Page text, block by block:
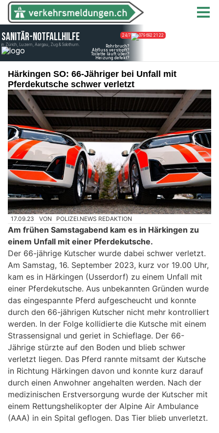
Härkingen SO: 66-Jähriger bei Unfall mit
Pferdekutsche schwer verletzt
17.09.23 VON POLIZEI.NEWS REDAKTION
Am frühen Samstagabend kam es in Härkingen zu
einem Unfall mit einer Pferdekutsche.
Der 66-jährige Kutscher wurde dabei schwer verletzt.
Am Samstag, 16. September 2023, kurz vor 19.00 Uhr,
kam es in Härkingen (Usserdorf) zu einem Unfall mit
einer Pferdekutsche. Aus unbekannten Gründen wurde
das eingespannte Pferd aufgescheucht und konnte
durch den 66-jährigen Kutscher nicht mehr kontrolliert
werden. In der Folge kollidierte die Kutsche mit einem
Strassensignal und geriet in Schieflage. Der 66-
Jährige stürzte auf den Boden und blieb schwer
verletzt liegen. Das Pferd rannte mitsamt der Kutsche
in Richtung Härkingen davon und konnte kurz darauf
durch einen Anwohner angehalten werden. Nach der
medizinischen Erstversorgung wurde der Kutscher mit
einem Rettungshelikopter der Alpine Air Ambulance
(AAA) in ein Spital geflogen. Das Tier blieb unverletzt.